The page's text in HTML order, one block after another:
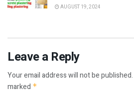
AUGUST 19, 2024
Leave a Reply
Your email address will not be published.
marked *